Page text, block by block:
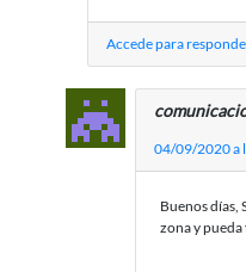
Accede para
04/09/2020 a
Buenos días,
zona y